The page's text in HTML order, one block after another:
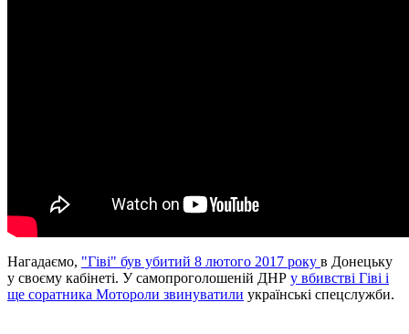
Нагадаємо, "Гіві" був убитий 8 лютого 2017 року в Донецьку
у своєму кабінеті. У самопроголошеній ДНР у вбивстві Гіві і
ще соратника Мотороли звинуватили українські спецслужби.